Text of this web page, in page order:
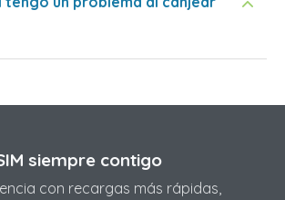
siempre contigo
con recargas más rápidas,